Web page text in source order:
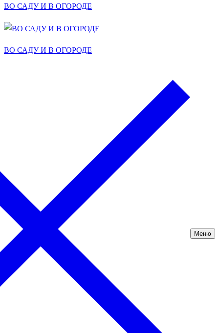
ВО САДУ И В ОГОРОДЕ
ВО САДУ И В ОГОРОДЕ
Меню